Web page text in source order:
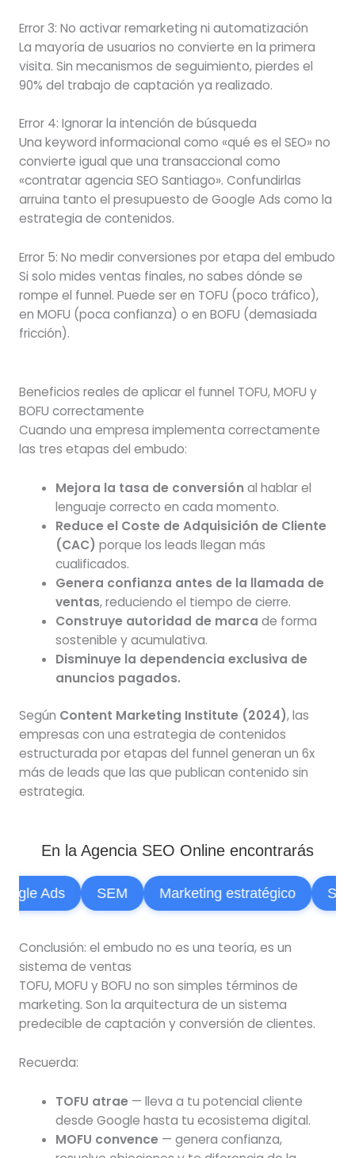
Error 3: No activar remarketing ni automatización
La mayoría de usuarios no convierte en la primera
visita. Sin mecanismos de seguimiento, pierdes el
90% del trabajo de captación ya realizado.
Error 4: Ignorar la intención de búsqueda
Una keyword informacional como «qué es el SEO» no
convierte igual que una transaccional como
«contratar agencia SEO Santiago». Confundirlas
arruina tanto el presupuesto de Google Ads como la
estrategia de contenidos.
Error 5: No medir conversiones por etapa del embudo
Si solo mides ventas finales, no sabes dónde se
rompe el funnel. Puede ser en TOFU (poco tráfico),
en MOFU (poca confianza) o en BOFU (demasiada
fricción).
Beneficios reales de aplicar el funnel TOFU, MOFU y
BOFU correctamente
Cuando una empresa implementa correctamente
las tres etapas del embudo:
Mejora la tasa de conversiónal hablar el
lenguaje correcto en cada momento.
Reduce el Coste de Adquisición de Cliente
(CAC) porque los leads llegan más
cualificados.
Genera confianza antes de la llamada de
ventas, reduciendo el tiempo de cierre.
Construye autoridad de marca de forma
sostenible y acumulativa.
Disminuye la dependencia exclusiva de
anuncios pagados.
Según Content Marketing Institute (2024), las
empresas con una estrategia de contenidos
estructurada por etapas del funnel generan un 6x
más de leads que las que publican contenido sin
estrategia.
En la Agencia SEO Online encontrarás
Ads SEM Marketing estratégico SEO
Conclusión: el embudo no es una teoría, es un
sistema de ventas
TOFU, MOFU y BOFU no son simples términos de
marketing. Son la arquitectura de un sistema
predecible de captación y conversión de clientes.
Recuerda:
TOFU atrae — lleva a tu potencial cliente
desde Google hasta tu ecosistema digital.
MOFU convence — genera confianza,